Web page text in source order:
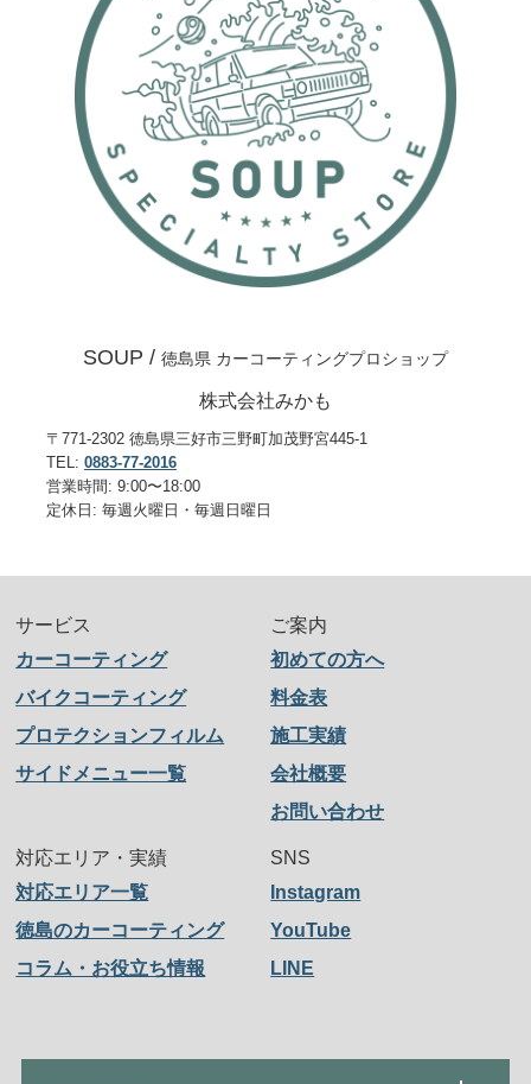
SOUP / 徳島県 カーコーティングプロショップ
株式会社みかも
〒771-2302 徳島県三好市三野町加茂野宮445-1
TEL: 0883-77-2016
営業時間: 9:00〜18:00
定休日: 毎週火曜日・毎週日曜日
サービス
カーコーティング
バイクコーティング
プロテクションフィルム
サイドメニュー一覧
ご案内
初めての方へ
料金表
施工実績
会社概要
お問い合わせ
対応エリア・実績
対応エリア一覧
徳島のカーコーティング
コラム・お役立ち情報
SNS
Instagram
YouTube
LINE